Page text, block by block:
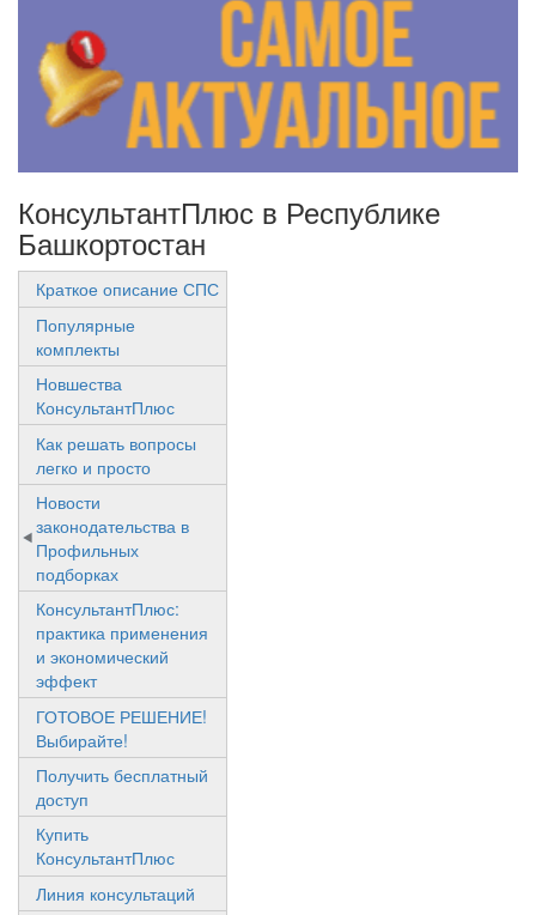
КонсультантПлюс в Республике
Башкортостан
Краткое описание СПС
Популярные
комплекты
Новшества
КонсультантПлюс
Как решать вопросы
легко и просто
Новости
законодательства в
Профильных
подборках
КонсультантПлюс:
практика применения
и экономический
эффект
ГОТОВОЕ РЕШЕНИЕ!
Выбирайте!
Получить бесплатный
доступ
Купить
КонсультантПлюс
Линия консультаций